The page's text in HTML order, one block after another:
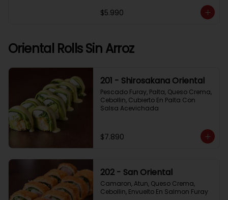
$5.990
Oriental Rolls Sin Arroz
201 - Shirosakana Oriental
Pescado Furay, Palta, Queso Crema,
Cebollin, Cubierto En Palta Con
Salsa Acevichada
$7.890
202 - San Oriental
Camaron, Atun, Queso Crema,
Cebollin, Envuelto En Salmon Furay